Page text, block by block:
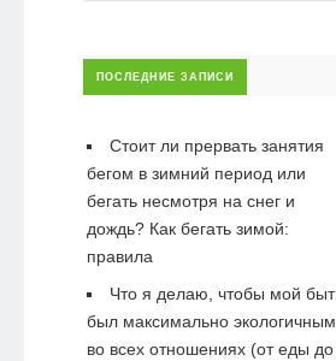
ПОСЛЕДНИЕ ЗАПИСИ
Стоит ли прервать занятия
бегом в зимний период или
бегать несмотря на снег и
дождь? Как бегать зимой:
правила
Что я делаю, чтобы мой быт
был максимально экологичным
во всех отношениях (от еды до